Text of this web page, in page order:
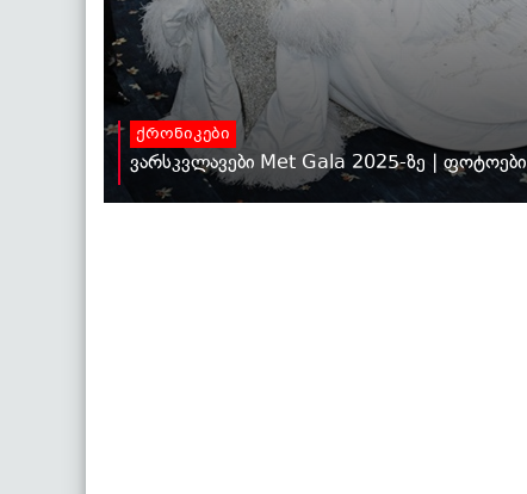
ქრონიკები
ვარსკვლავები Met Gala 2025-ზე | ფოტოები